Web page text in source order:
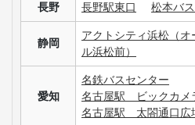
長野 長野駅東口 松本バ
静岡
アクトシティ浜松（
ル浜松前）
愛知
名鉄バスセンター
名古屋駅 ビックカメ
名古屋駅 太閤通口広